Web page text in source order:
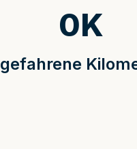
gefahrene
0K